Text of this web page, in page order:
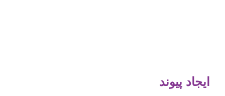
ایجاد پیوند